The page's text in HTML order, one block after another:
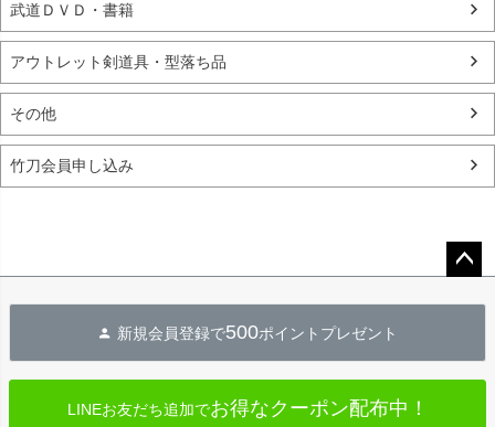
武道ＤＶＤ・書籍
アウトレット剣道具・型落ち品
その他
竹刀会員申し込み
へ
新規会員登録で500ポイントプレゼント
LINEお友だち追加でお得なクーポン配布中！